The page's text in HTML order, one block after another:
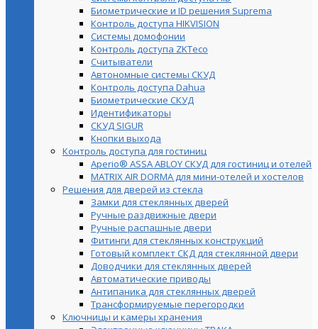
Биометрические и ID решения Suprema
Контроль доступа HIKVISION
Системы домофонии
Контроль доступа ZKTeco
Считыватели
Автономные системы СКУД
Контроль доступа Dahua
Биометрические СКУД
Идентификаторы
СКУД SIGUR
Кнопки выхода
Контроль доступа для гостиниц
Aperio® ASSA ABLOY СКУД для гостиниц и отелей
MATRIX AIR DORMA для мини-отелей и хостелов
Решения для дверей из стекла
Замки для стеклянных дверей
Ручные раздвижные двери
Ручные распашные двери
Фитинги для стеклянных конструкций
Готовый комплект СКД для стеклянной двери
Доводчики для стеклянных дверей
Автоматические приводы
Антипаника для стеклянных дверей
Трансформируемые перегородки
Ключницы и камеры хранения